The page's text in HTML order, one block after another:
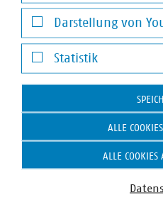
Gunnar Braun
Geschäftsführer
Notwendige Cookies
Darstellung von
Darstellung von
Statistik
Statistik
ALLE
ALLE COOKIES